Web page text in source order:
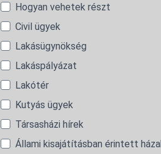
Hogyan vehetek részt
Civil ügyek
Lakásügynökség
Lakáspályázat
Lakótér
Kutyás ügyek
Társasházi hírek
Állami kisajátításban érintett